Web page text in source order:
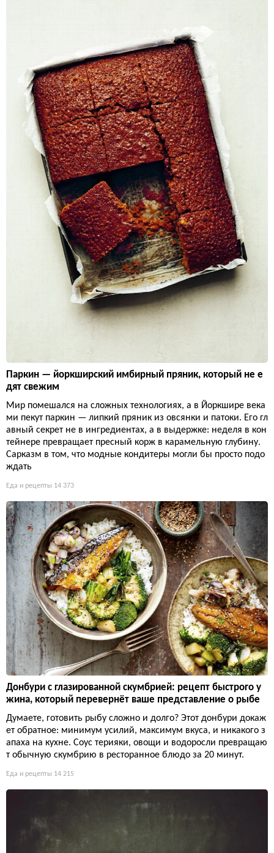
Паркин — йоркширский имбирный пряник, который не е
дят свежим
Мир помешался на сложных технологиях, а в Йоркшире века
ми пекут паркин — липкий пряник из овсянки и патоки. Его гл
авный секрет не в ингредиентах, а в выдержке: неделя в кон
тейнере превращает пресный корж в карамельную глубину.
Сарказм в том, что модные кондитеры могли бы просто подо
ждать
Еда и рецепты 14 373
Донбури с глазированной скумбрией: рецепт быстрого у
жина, который перевернёт ваше представление о рыбе
Думаете, готовить рыбу сложно и долго? Этот донбури докаж
ет обратное: минимум усилий, максимум вкуса, и никакого з
апаха на кухне. Соус терияки, овощи и водоросли превращаю
т обычную скумбрию в ресторанное блюдо за 20 минут.
Еда и рецепты 14 215